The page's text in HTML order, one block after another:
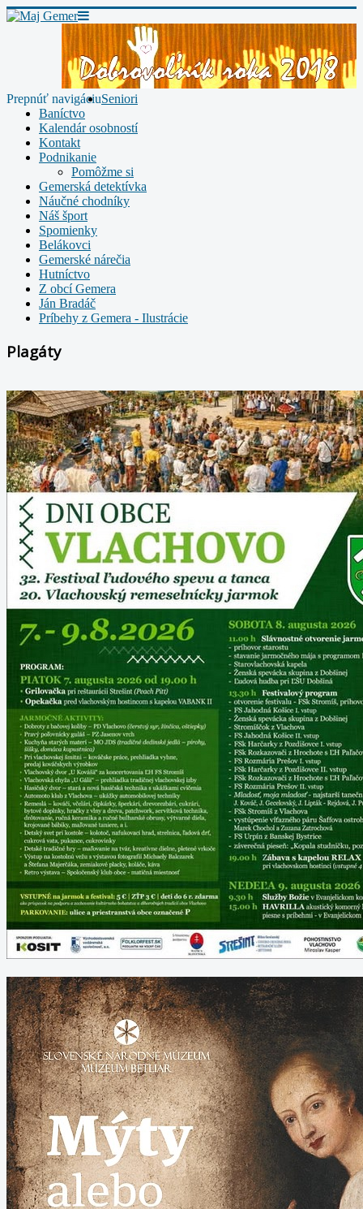
Prepnúť navigáciuSeniori
Baníctvo
Kalendár osobností
Kontakt
Podnikanie
Pomôžme si
Gemerská detektívka
Náučné chodníky
Náš šport
Spomienky
Belákovci
Gemerské nárečia
Hutníctvo
Z obcí Gemera
Ján Bradáč
Príbehy z Gemera - Ilustrácie
Plagáty